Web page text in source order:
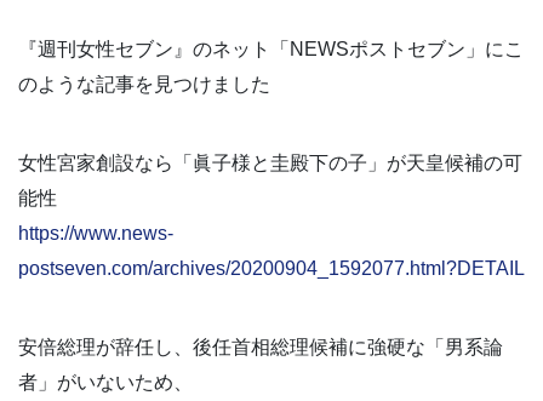
『週刊女性セブン』のネット「NEWSポストセブン」にこ
のような記事を見つけました
女性宮家創設なら「眞子様と圭殿下の子」が天皇候補の可
能性
https://www.news-
postseven.com/archives/20200904_1592077.html?DETAIL
安倍総理が辞任し、後任首相総理候補に強硬な「男系論
者」がいないため、